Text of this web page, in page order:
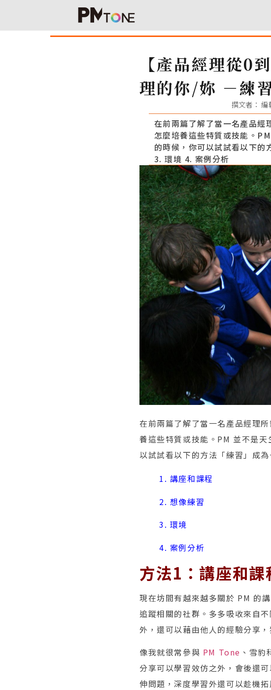
【產品經理從0
理的你/妳 －練
撰文者： 編
在前兩篇了解了當一名產品經
怎麼培養這些特質或技能。
的時候，你可以試試看以下
3. 環境 4. 案例分析
在前兩篇了解了當一名產品經理所
養這些特質或技能。PM 並不是
以試試看以下的方法「練習」成為
1. 講座和課程
2. 想像練習
3. 環境
4. 案例分析
方法1：講座和課
現在坊間有越來越多關於 PM 的
追蹤相關的社群。多多吸收來自
外，還可以藉由他人的經驗分享
像我就很常參與 PM Tone 、雪
分享可以學習效仿之外，會後還
伸問題，深度學習外還可以趁機拓